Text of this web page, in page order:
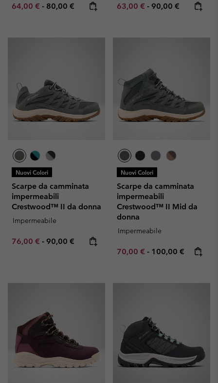
Minimum sale price:
64,00 € - Maximum price:
80,00 € Minimum sale price:
63,00 € - Maximum price:
90,00 €
Nuovi Colori
Scarpe da camminata
impermeabili
Crestwood™ II da donna
Impermeabile
Minimum sale price:
76,00 € - Maximum price:
90,00 €
Nuovi Colori
Scarpe da camminata
impermeabili
Crestwood™ II Mid da
donna
Impermeabile
Minimum sale price:
70,00 € - Maximum price:
100,00 €